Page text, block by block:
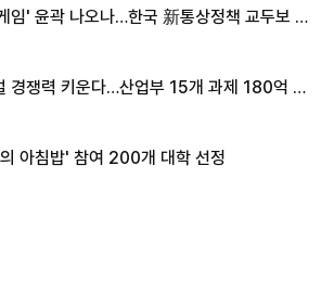
임' 윤곽 나오나…한국 新통상정책 교두보 활
경쟁력 키운다…산업부 15개 과제 180억 지
아침밥' 참여 200개 대학 선정